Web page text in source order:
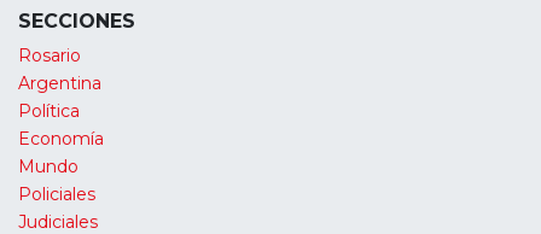
SECCIONES
Rosario
Argentina
Política
Economía
Mundo
Policiales
Judiciales